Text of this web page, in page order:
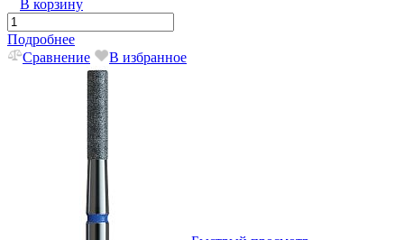
В корзину
Подробнее
Сравнение
В избранное